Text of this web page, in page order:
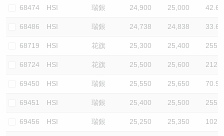
68474 HSI 瑞銀 24,900 25,000 42.6
68486 HSI 瑞銀 24,738 24,838 33.6
68719 HSI 花旗 25,300 25,400 255.3
68724 HSI 花旗 25,500 25,600 212.8
69450 HSI 瑞銀 25,550 25,650 70.9
69451 HSI 瑞銀 25,400 25,500 255.3
69456 HSI 瑞銀 25,250 25,350 102.1